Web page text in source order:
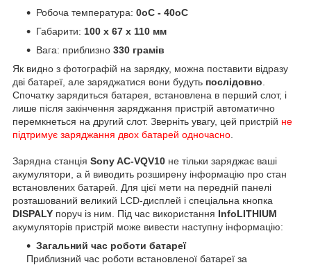
Робоча температура: 0oC - 40oC
Габарити: 100 x 67 x 110 мм
Вага: приблизно 330 грамів
Як видно з фотографій на зарядку, можна поставити відразу
дві батареї, але заряджатися вони будуть послідовно
Спочатку зарядиться батарея, встановлена в перший слот, і
лише після закінчення заряджання пристрій автоматично
перемкнеться на другий слот. Зверніть увагу, цей пристрій не
підтримує заряджання двох батарей одночасно
Зарядна станція Sony AC-VQV10 не тільки заряджає ваші
акумулятори, а й виводить розширену інформацію про стан
встановлених батарей. Для цієї мети на передній панелі
розташований великий LCD-дисплей і спеціальна кнопка
DISPALY поруч із ним. Під час використання InfoLITHIUM
акумуляторів пристрій може вивести наступну інформацію:
Загальний час роботи батареї
Приблизний час роботи встановленої батареї за